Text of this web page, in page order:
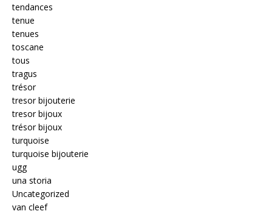
tendances
tenue
tenues
toscane
tous
tragus
trésor
tresor bijouterie
tresor bijoux
trésor bijoux
turquoise
turquoise bijouterie
ugg
una storia
Uncategorized
van cleef